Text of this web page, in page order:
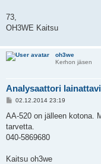
73,
OH3WE Kaitsu
oh3we
Kerhon jäsen
Analysaattori
P
s
02.12.2014 23:19
AA-520 on jälleen kotona.
tarvetta.
040-5869680
Kaitsu oh3we